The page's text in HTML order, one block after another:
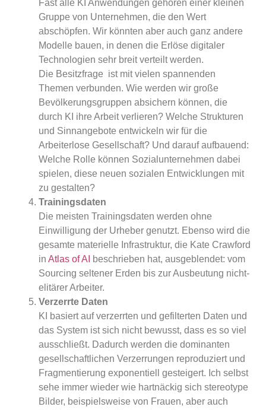
Fast alle KI Anwendungen gehören einer kleinen
Gruppe von Unternehmen, die den Wert
abschöpfen. Wir könnten aber auch ganz andere
Modelle bauen, in denen die Erlöse digitaler
Technologien sehr breit verteilt werden.
Die Besitzfrage ist mit vielen spannenden
Themen verbunden. Wie werden wir große
Bevölkerungsgruppen absichern können, die
durch KI ihre Arbeit verlieren? Welche Strukturen
und Sinnangebote entwickeln wir für die
Arbeiterlose Gesellschaft? Und darauf aufbauend:
Welche Rolle können Sozialunternehmen dabei
spielen, diese neuen sozialen Entwicklungen mit
zu gestalten?
Trainingsdaten
Die meisten Trainingsdaten werden ohne
Einwilligung der Urheber genutzt. Ebenso wird die
gesamte materielle Infrastruktur, die Kate Crawford
in Atlas of AI
beschrieben hat, ausgeblendet: vom
Sourcing seltener Erden bis zur Ausbeutung nicht-
elitärer Arbeiter.
Verzerrte Daten
KI basiert auf verzerrten und gefilterten Daten und
das System ist sich nicht bewusst, dass es so viel
ausschließt. Dadurch werden die dominanten
gesellschaftlichen Verzerrungen reproduziert und
Fragmentierung exponentiell gesteigert. Ich selbst
sehe immer wieder wie hartnäckig sich stereotype
Bilder, beispielsweise von Frauen, aber auch